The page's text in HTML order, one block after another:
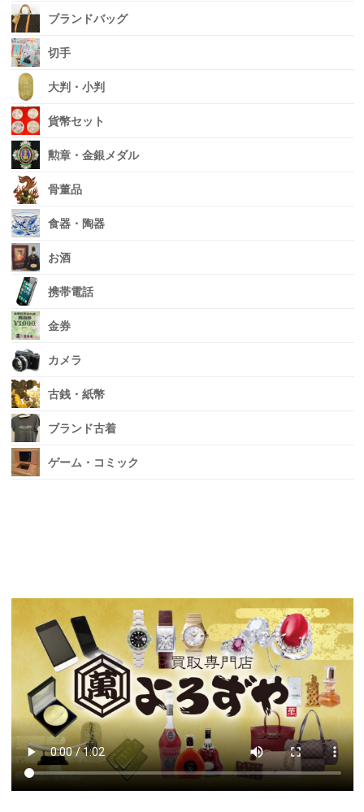
ブランドバッグ
切手
大判・小判
貨幣セット
勲章・金銀メダル
骨董品
食器・陶器
お酒
携帯電話
金券
カメラ
古銭・紙幣
ブランド古着
ゲーム・コミック